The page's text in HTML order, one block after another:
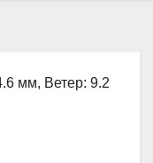
мм, Ветер: 9.2